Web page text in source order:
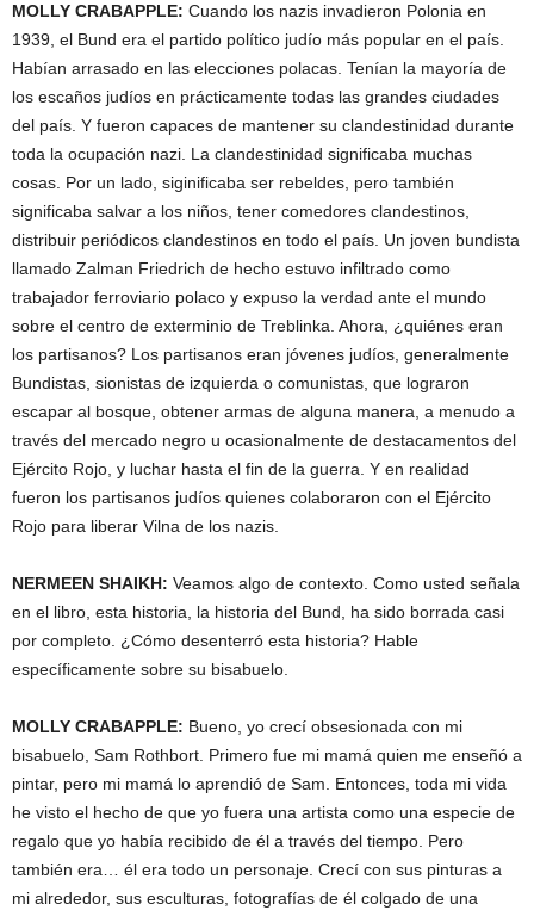
MOLLY CRABAPPLE: Cuando los nazis invadieron Polonia en
1939, el Bund era el partido político judío más popular en el país.
Habían arrasado en las elecciones polacas. Tenían la mayoría de
los escaños judíos en prácticamente todas las grandes ciudades
del país. Y fueron capaces de mantener su clandestinidad durante
toda la ocupación nazi. La clandestinidad significaba muchas
cosas. Por un lado, siginificaba ser rebeldes, pero también
significaba salvar a los niños, tener comedores clandestinos,
distribuir periódicos clandestinos en todo el país. Un joven bundista
llamado Zalman Friedrich de hecho estuvo infiltrado como
trabajador ferroviario polaco y expuso la verdad ante el mundo
sobre el centro de exterminio de Treblinka. Ahora, ¿quiénes eran
los partisanos? Los partisanos eran jóvenes judíos, generalmente
Bundistas, sionistas de izquierda o comunistas, que lograron
escapar al bosque, obtener armas de alguna manera, a menudo a
través del mercado negro u ocasionalmente de destacamentos del
Ejército Rojo, y luchar hasta el fin de la guerra. Y en realidad
fueron los partisanos judíos quienes colaboraron con el Ejército
Rojo para liberar Vilna de los nazis.
NERMEEN SHAIKH: Veamos algo de contexto. Como usted señala
en el libro, esta historia, la historia del Bund, ha sido borrada casi
por completo. ¿Cómo desenterró esta historia? Hable
específicamente sobre su bisabuelo.
MOLLY CRABAPPLE: Bueno, yo crecí obsesionada con mi
bisabuelo, Sam Rothbort. Primero fue mi mamá quien me enseñó a
pintar, pero mi mamá lo aprendió de Sam. Entonces, toda mi vida
he visto el hecho de que yo fuera una artista como una especie de
regalo que yo había recibido de él a través del tiempo. Pero
también era… él era todo un personaje. Crecí con sus pinturas a
mi alrededor, sus esculturas, fotografías de él colgado de una